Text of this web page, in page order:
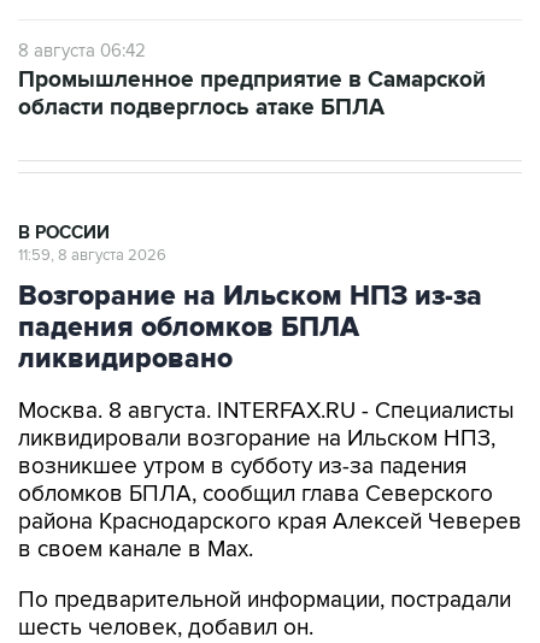
8 августа 06:42
Промышленное предприятие в Самарской
области подверглось атаке БПЛА
В РОССИИ
11:59, 8 августа 2026
Возгорание на Ильском НПЗ из-за
падения обломков БПЛА
ликвидировано
Москва. 8 августа. INTERFAX.RU - Специалисты
ликвидировали возгорание на Ильском НПЗ,
возникшее утром в субботу из-за падения
обломков БПЛА, сообщил глава Северского
района Краснодарского края Алексей Чеверев
в своем канале в Max.
По предварительной информации, пострадали
шесть человек, добавил он.